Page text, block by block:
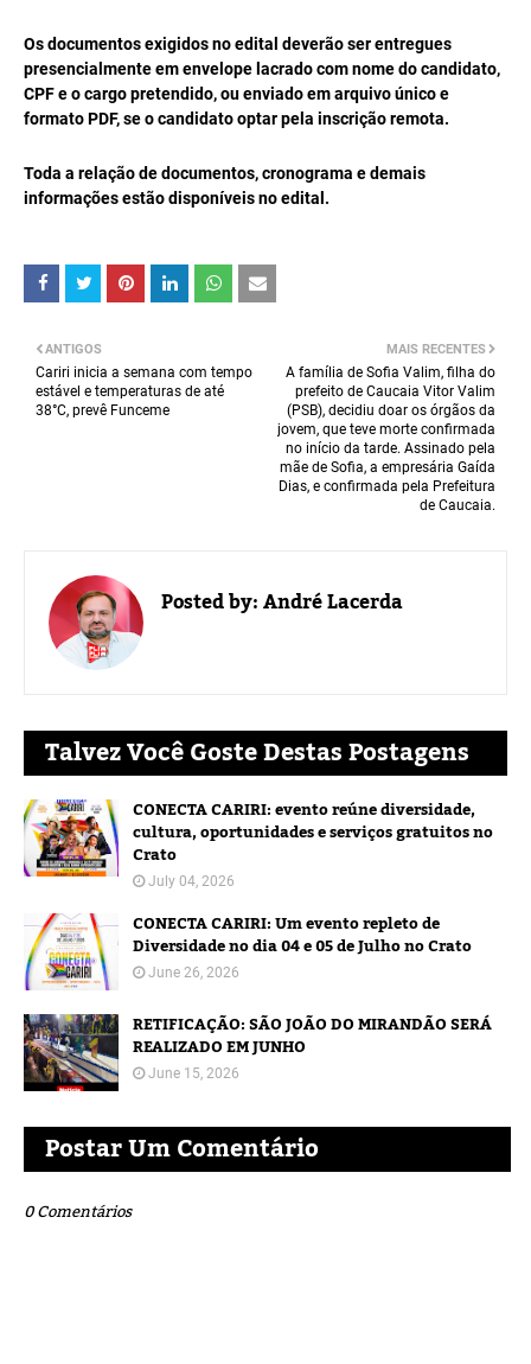
Os documentos exigidos no edital deverão ser entregues
presencialmente em envelope lacrado com nome do candidato,
CPF e o cargo pretendido, ou enviado em arquivo único e
formato PDF, se o candidato optar pela inscrição remota.
Toda a relação de documentos, cronograma e demais
informações estão disponíveis no edital.
MAIS RECENTES
A família de Sofia Valim, filha do
prefeito de Caucaia Vitor Valim
(PSB), decidiu doar os órgãos da
jovem, que teve morte confirmada
no início da tarde. Assinado pela
mãe de Sofia, a empresária Gaída
Dias, e confirmada pela Prefeitura
de Caucaia.
ANTIGOS
Cariri inicia a semana com tempo
estável e temperaturas de até
38°C, prevê Funceme
Posted by:André Lacerda
Talvez Você Goste Destas Postagens
CONECTA CARIRI: evento reúne diversidade,
cultura, oportunidades e serviços gratuitos no
Crato
July 04, 2026
CONECTA CARIRI: Um evento repleto de
Diversidade no dia 04 e 05 de Julho no Crato
June 26, 2026
RETIFICAÇÃO: SÃO JOÃO DO MIRANDÃO SERÁ
REALIZADO EM JUNHO
June 15, 2026
Postar Um Comentário
0 Comentários